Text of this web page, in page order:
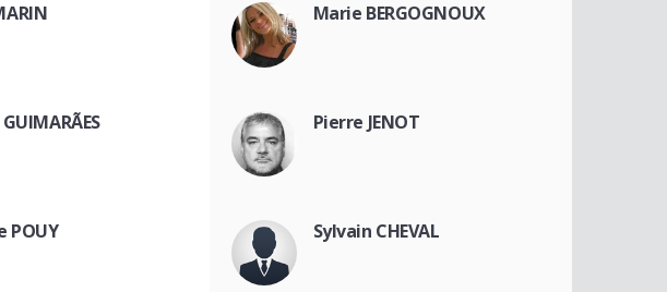
Marie BERGOGNOUX
Pierre JENOT
POUY Sylvain CHEVAL